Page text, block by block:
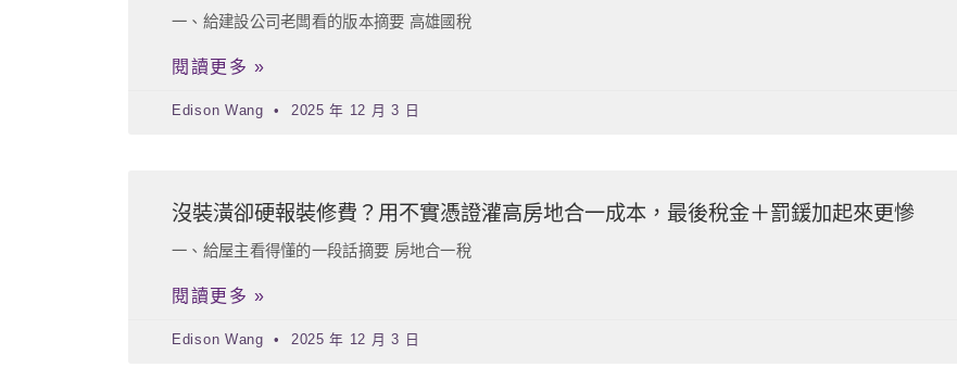
一、給建設公司老闆看的版本摘要 高雄國稅
閱讀更多 »
Edison Wang 2025 年 12 月 3 日
沒裝潢卻硬報裝修費？用不實憑證灌高房地合一成本，最後稅金＋罰鍰加起來更慘
一、給屋主看得懂的一段話摘要 房地合一稅
閱讀更多 »
Edison Wang 2025 年 12 月 3 日